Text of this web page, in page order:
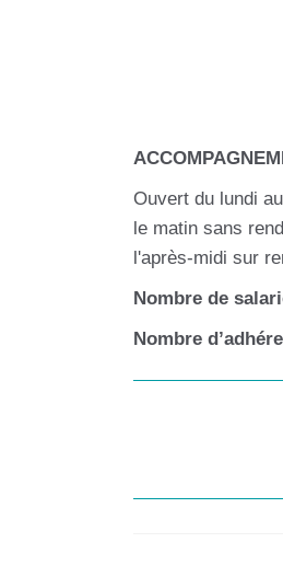
Ouvert du lundi
le matin sans
l'après-midi sur
Nombre de
Nombre